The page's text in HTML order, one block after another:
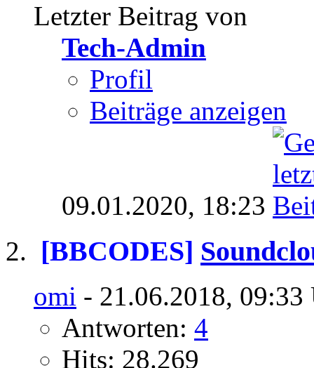
Letzter Beitrag von
Tech-Admin
Profil
Beiträge anzeigen
09.01.2020, 18:23
[BBCODES]
omi - 21.06.2018, 09:33
Antworten: 4
Hits: 28.269